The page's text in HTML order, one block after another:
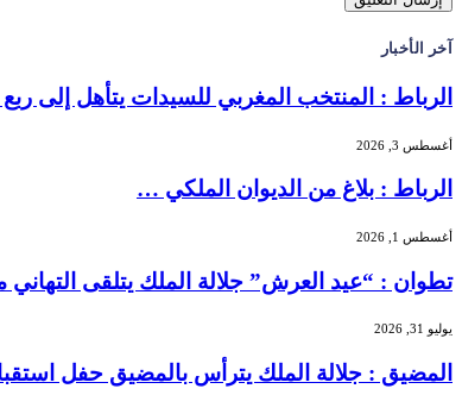
آخر الأخبار
الرباط : المنتخب المغربي للسيدات يتأهل إلى
أغسطس 3, 2026
الرباط : بلاغ من الديوان الملكي …
أغسطس 1, 2026
تطوان : “عيد العرش” جلالة الملك يتلقى
يوليو 31, 2026
المضيق : جلالة الملك يترأس بالمضيق حفل